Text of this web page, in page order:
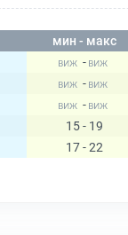
мин - макс
-
-
-
15 - 19
17 - 22